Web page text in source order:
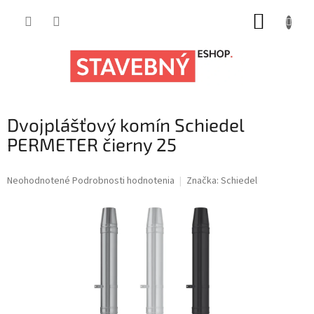
Dvojplášťový komín Schiedel
PERMETER čierny 25
Priemerné
Neohodnotené Podrobnosti hodnotenia Značka: Schiedel